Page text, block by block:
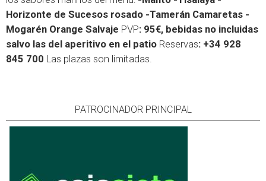
Horizonte de Sucesos rosado -Tamerán Camaretas -
Mogarén Orange Salvaje PVP: 95€, bebidas no incluidas
salvo las del aperitivo en el patio Reservas: +34 928
845 700 Las plazas son limitadas.
PATROCINADOR PRINCIPAL